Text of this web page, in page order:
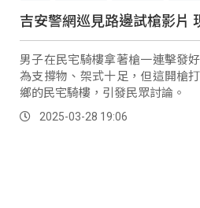
吉安警網巡見路邊試槍影片
男子在民宅騎樓拿著槍一連擊發
為支撐物、架式十足，但這開槍
鄉的民宅騎樓，引發民眾討論。
2025-03-28 19:06